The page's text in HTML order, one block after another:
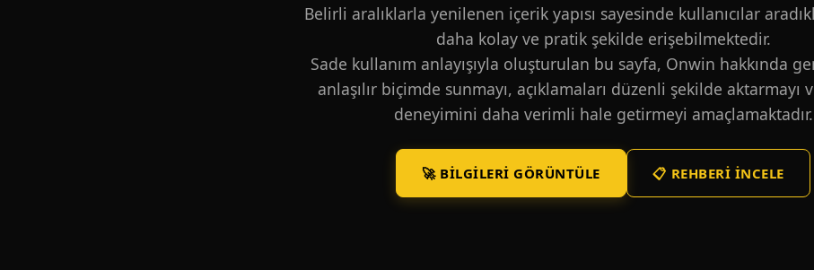
Belirli aralıklarla yenilenen içerik yapısı sayesinde kullanıcılar
daha kolay ve pratik şekilde erişebilmektedir.
Sade kullanım anlayışıyla oluşturulan bu sayfa, Onwin hakkında
anlaşılır biçimde sunmayı, açıklamaları düzenli şekilde aktarmayı
deneyimini daha verimli hale getirmeyi amaçlamaktadır.
🚀 BILGILERI GÖRÜNTÜLE 📋 REHBERI İNCELE